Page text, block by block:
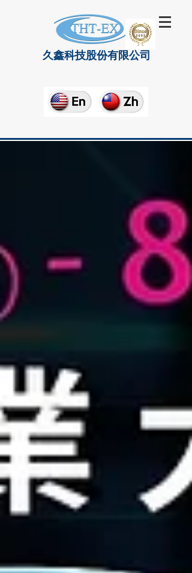
久鑫科技股份有限公司